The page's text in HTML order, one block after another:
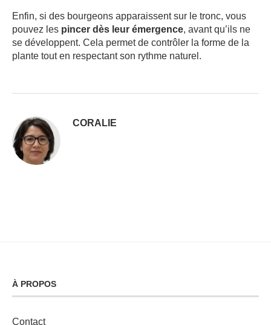
Enfin, si des bourgeons apparaissent sur le tronc, vous
pouvez les pincer dès leur émergence, avant qu’ils ne
se développent. Cela permet de contrôler la forme de la
plante tout en respectant son rythme naturel.
CORALIE
À PROPOS
Contact